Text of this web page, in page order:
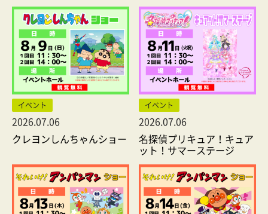
イベント
2026.07.06
クレヨンしんちゃんショー
イベント
2026.07.06
名探偵プリキュア！キュア
ット！サマーステージ